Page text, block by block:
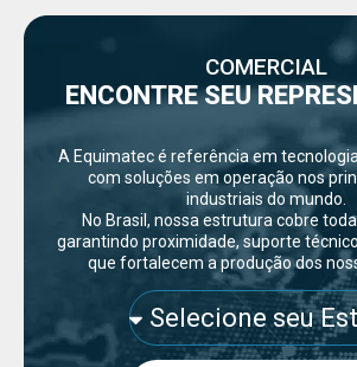
COMERCIAL
ENCONTRE SEU
A Equimatec é referência em
com soluções em operação nos
industriais do mundo.
No Brasil, nossa estrutura cobre
garantindo proximidade, suporte
que fortalecem a produção dos